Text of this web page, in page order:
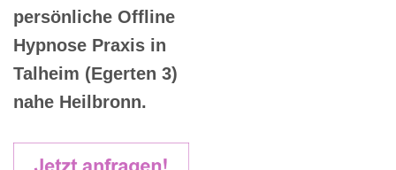
persönliche Offline
Hypnose Praxis in
Talheim (Egerten 3)
nahe Heilbronn.